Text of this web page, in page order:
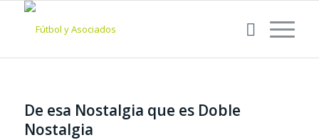
De esa Nostalgia que es Doble
Nostalgia